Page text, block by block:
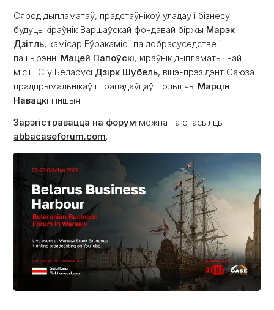
Сярод дыпламатаў, прадстаўнікоў уладаў і бізнесу
будуць кіраўнік Варшаўскай фондавай біржы Марэк
Дзітль, камісар Еўракамісіі па добрасуседстве і
пашырэнні Мацей Папоўскі, кіраўнік дыпламатычнай
місіі ЕС у Беларусі Дзірк Шубель, віцэ-прэзідэнт Саюза
прадпрымальнікаў і працадаўцаў Польшчы Марцін
Навацкі і іншыя.
Зарэгістравацца на форум можна па спасылцы
abbacaseforum.com.